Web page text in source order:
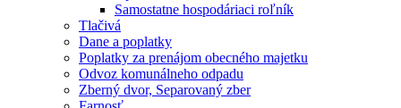
Samostatne hospodáriaci roľník
Tlačivá
Dane a poplatky
Poplatky za prenájom obecného majetku
Odvoz komunálneho odpadu
Zberný dvor, Separovaný zber